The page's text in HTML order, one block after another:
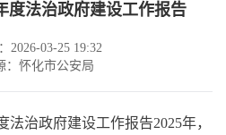
度法治政府建设工作报告
2026-03-25 19:32
：怀化市公安局
治政府建设工作报告2025年，